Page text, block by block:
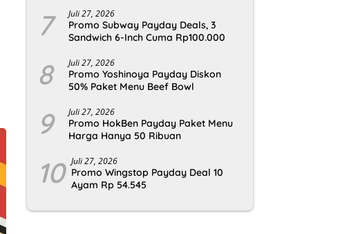
7 Juli 27, 2026
Promo Subway Payday Deals, 3
Sandwich 6-Inch Cuma Rp100.000
8 Juli 27, 2026
Promo Yoshinoya Payday Diskon
50% Paket Menu Beef Bowl
9 Juli 27, 2026
Promo HokBen Payday Paket Menu
Harga Hanya 50 Ribuan
10 Juli 27, 2026
Promo Wingstop Payday Deal 10
Ayam Rp 54.545